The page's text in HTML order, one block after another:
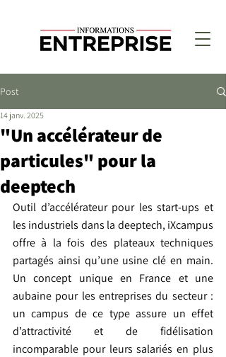
Post
"Un accélérateur de
particules" pour la
deeptech
14 janv. 2025
Outil d’accélérateur pour les start-ups et
les industriels dans la deeptech, iXcampus
offre à la fois des plateaux techniques
partagés ainsi qu’une usine clé en main.
Un concept unique en France et une
aubaine pour les entreprises du secteur :
un campus de ce type assure un effet
d’attractivité et de fidélisation
incomparable pour leurs salariés en plus